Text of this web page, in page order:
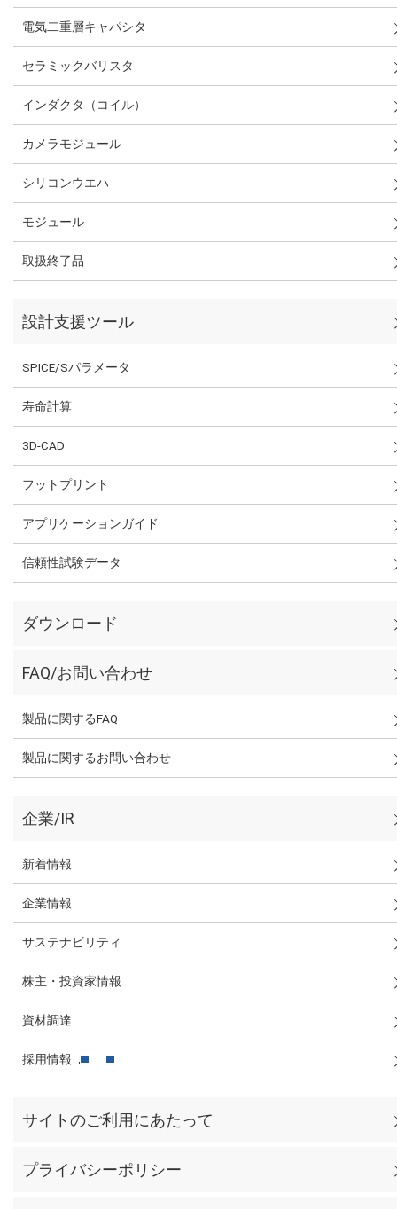
電気二重層キャパシタ
セラミックバリスタ
インダクタ（コイル）
カメラモジュール
シリコンウエハ
モジュール
取扱終了品
設計支援ツール
SPICE/Sパラメータ
寿命計算
3D-CAD
フットプリント
アプリケーションガイド
信頼性試験データ
ダウンロード
FAQ/お問い合わせ
製品に関するFAQ
製品に関するお問い合わせ
企業/IR
新着情報
企業情報
サステナビリティ
株主・投資家情報
資材調達
採用情報
サイトのご利用にあたって
プライバシーポリシー